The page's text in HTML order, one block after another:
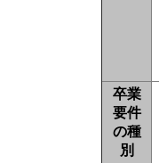
卒業
要件
の種
別